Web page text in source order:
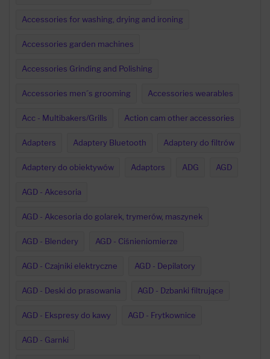
Accessories for washing, drying and ironing
Accessories garden machines
Accessories Grinding and Polishing
Accessories men´s grooming Accessories wearables
Acc - Multibakers/Grills Action cam other accessories
Adapters Adaptery Bluetooth Adaptery do filtrów
Adaptery do obiektywów Adaptors ADG AGD
AGD - Akcesoria
AGD - Akcesoria do golarek, trymerów, maszynek
AGD - Blendery AGD - Ciśnieniomierze
AGD - Czajniki elektryczne AGD - Depilatory
AGD - Deski do prasowania AGD - Dzbanki filtrujące
AGD - Ekspresy do kawy AGD - Frytkownice
AGD - Garnki